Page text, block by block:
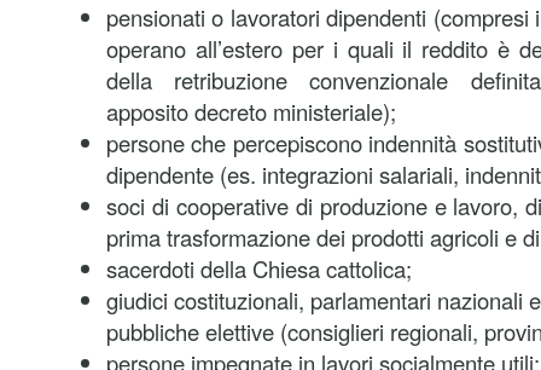
pensionati o lavoratori dipendenti (compresi
operano all’estero per i quali il reddito è
della retribuzione convenzionale
apposito decreto ministeriale);
persone che percepiscono indennità
dipendente (es. integrazioni salariali,
soci di cooperative di produzione e lavoro,
prima trasformazione dei prodotti agricoli e
sacerdoti della Chiesa cattolica;
giudici costituzionali, parlamentari nazionali
pubbliche elettive (consiglieri regionali,
persone impegnate in lavori socialmente utili;